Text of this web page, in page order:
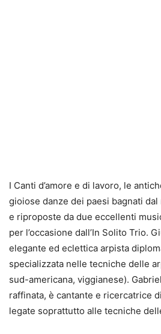
I Canti d’amore e di lavoro, le
gioiose danze dei paesi bagnati
e riproposte da due eccellenti
per l’occasione dall’In Solito Trio.
elegante ed eclettica arpista
specializzata nelle tecniche delle
sud-americana, viggianese).
raffinata, è cantante e ricercatrice
legate soprattutto alle tecniche